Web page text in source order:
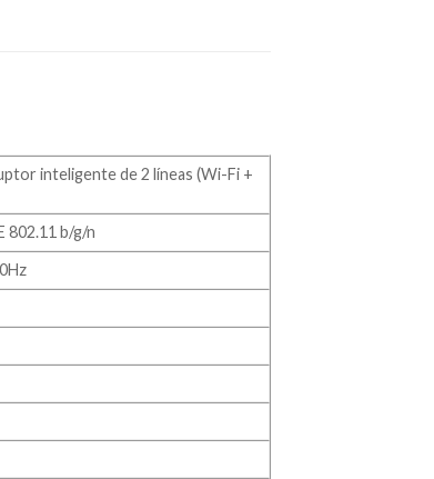
inteligente de 2 líneas (Wi-Fi +
802.11 b/g/n